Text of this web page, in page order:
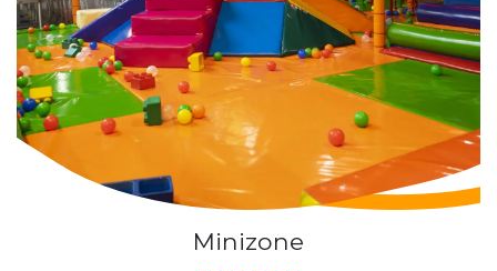
Minizone